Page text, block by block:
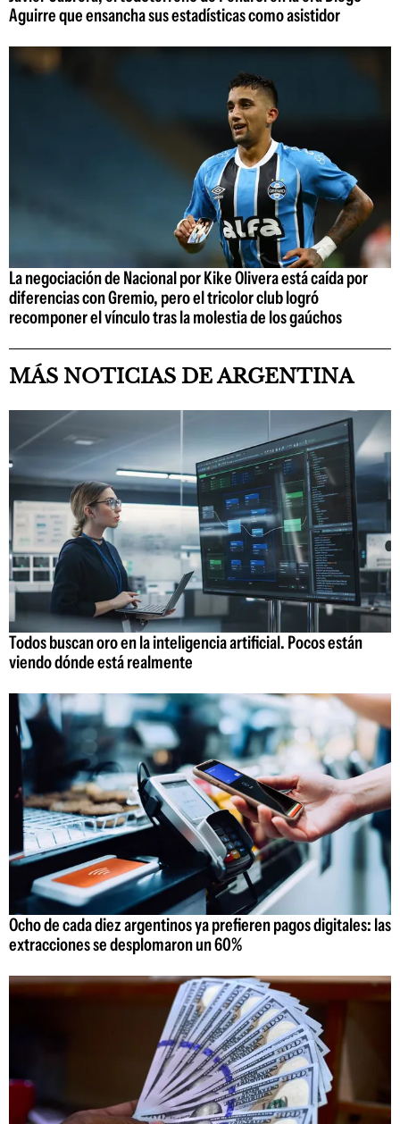
Aguirre que ensancha sus estadísticas como asistidor
La negociación de Nacional por Kike Olivera está caída por
diferencias con Gremio, pero el tricolor club logró
recomponer el vínculo tras la molestia de los gaúchos
MÁS NOTICIAS DE ARGENTINA
Todos buscan oro en la inteligencia artificial. Pocos están
viendo dónde está realmente
Ocho de cada diez argentinos ya prefieren pagos digitales: las
extracciones se desplomaron un 60%